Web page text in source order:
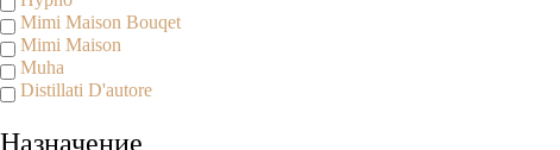
Mimi Maison Bouqet
Mimi Maison
Muha
Distillati D'autore
Назначение